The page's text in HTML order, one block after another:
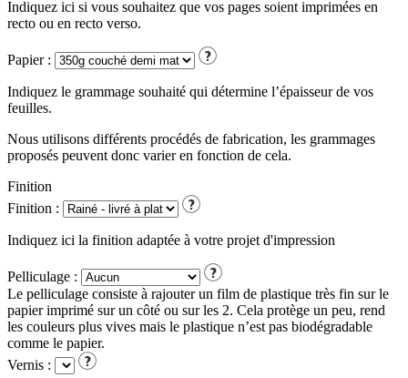
Indiquez ici si vous souhaitez que vos pages soient imprimées en
recto ou en recto verso.
Papier :
Indiquez le grammage souhaité qui détermine l’épaisseur de vos
feuilles.
Nous utilisons différents procédés de fabrication, les grammages
proposés peuvent donc varier en fonction de cela.
Finition
Finition :
Indiquez ici la finition adaptée à votre projet d'impression
Pelliculage :
Le pelliculage consiste à rajouter un film de plastique très fin sur le
papier imprimé sur un côté ou sur les 2. Cela protège un peu, rend
les couleurs plus vives mais le plastique n’est pas biodégradable
comme le papier.
Vernis :